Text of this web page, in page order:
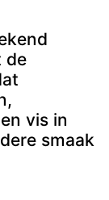
de
vis in
smaak